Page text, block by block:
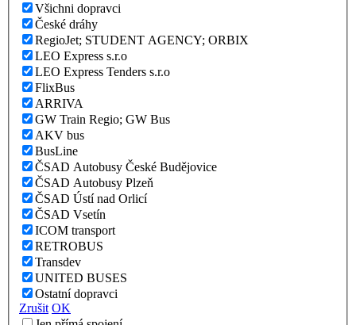
Všichni dopravci
České dráhy
RegioJet; STUDENT AGENCY; ORBIX
LEO Express s.r.o
LEO Express Tenders s.r.o
FlixBus
ARRIVA
GW Train Regio; GW Bus
AKV bus
BusLine
ČSAD Autobusy České Budějovice
ČSAD Autobusy Plzeň
ČSAD Ústí nad Orlicí
ČSAD Vsetín
ICOM transport
RETROBUS
Transdev
UNITED BUSES
Ostatní dopravci
Zrušit OK